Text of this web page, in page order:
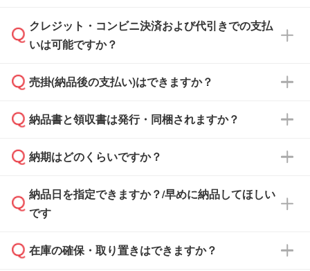
通常、翌営業日までにお送りしております。混
雑状況によっては、お時間をいただくこともご
依頼いただいた場合は、翌営業日以降のご連絡
クレジット・コンビニ決済および代引きでの支払
いは可能ですか？
銀行振込のみのご対応となります。
売掛(納品後の支払い)はできますか？
基本的には先入金をお願いしておりますが、自
どの場合は、月末締め翌月末払いに対応可能で
また、卒業・卒園記念品で対策委員会や個人様
校や幼稚園・保育園であれば、同様の条件でご
納品書と領収書は発行・同梱されますか？
納品書・領収書は ご依頼をいただいた場合の
ず、通常はPDFデータをメール添付でお送りし
ます。
たは注文フォームの『ご注文に関する備考欄』
納期はどのくらいですか？
・印刷する場合(500個程度)
ご入金、イメージ画像の校了から約2週間～2
納品日を指定できますか？/早めに納品してほしい
です
ご希望の納期がある場合は、お問い合わせ・お
在庫の確保・取り置きはできますか？